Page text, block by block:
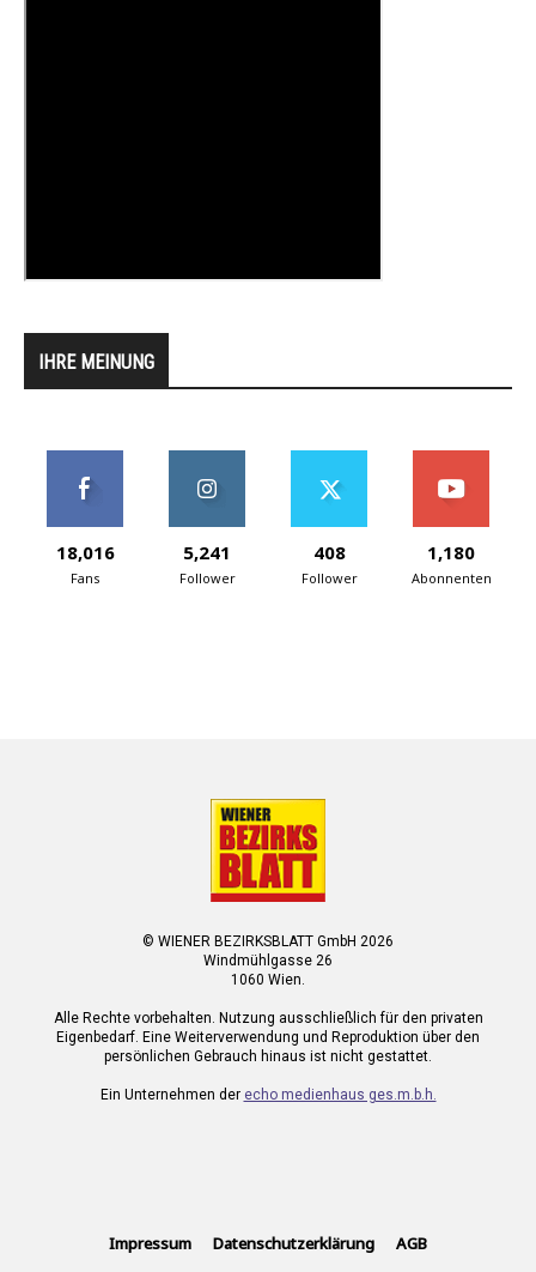
IHRE MEINUNG
18,016
Fans
5,241
Follower
408
Follower
1,180
Abonnenten
© WIENER BEZIRKSBLATT GmbH 2026
Windmühlgasse 26
1060 Wien.
Alle Rechte vorbehalten. Nutzung ausschließlich für den privaten
Eigenbedarf. Eine Weiterverwendung und Reproduktion über den
persönlichen Gebrauch hinaus ist nicht gestattet.
Ein Unternehmen der echo medienhaus ges.m.b.h.
Impressum Datenschutzerklärung AGB